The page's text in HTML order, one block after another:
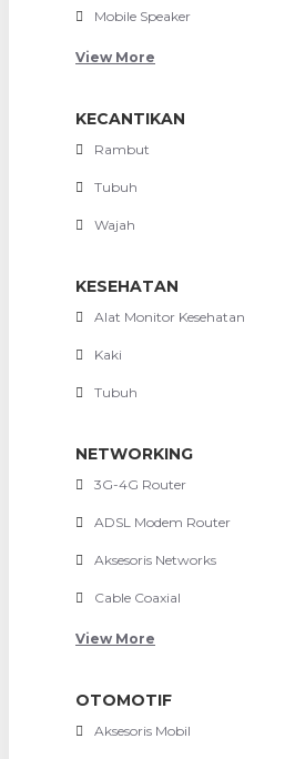
Mobile Speaker
View More
KECANTIKAN
Rambut
Tubuh
Wajah
KESEHATAN
Alat Monitor Kesehatan
Kaki
Tubuh
NETWORKING
3G-4G Router
ADSL Modem Router
Aksesoris Networks
Cable Coaxial
View More
OTOMOTIF
Aksesoris Mobil